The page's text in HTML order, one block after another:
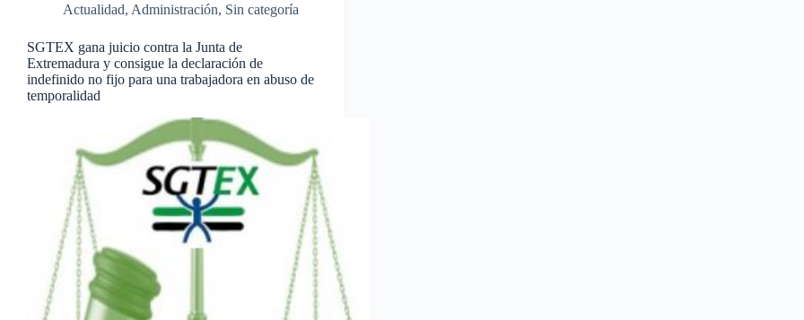
Actualidad, Administración, Sin categoría
SGTEX gana juicio contra la Junta de
Extremadura y consigue la declaración de
indefinido no fijo para una trabajadora en abuso de
temporalidad